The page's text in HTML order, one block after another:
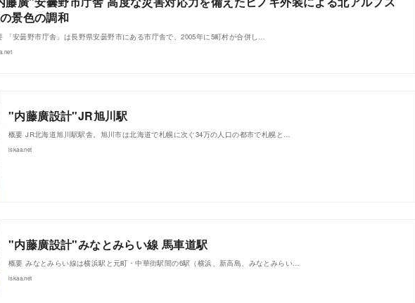
景色の調和
「安曇野市庁舎」は長野県安曇野市にある市庁舎で、2005年に5町村が合併し…
"内藤廣設計"JR旭川駅
概要 JR北海道旭川駅駅舎。旭川市は北海道で札幌に次ぐ34万の人口の都市で札幌と…
iskaa.net
"内藤廣設計"みなとみらい線 馬車道駅
概要 みなとみらい線は横浜駅と元町・中華街駅間の6駅（横浜、新高島、みなとみらい…
iskaa.net